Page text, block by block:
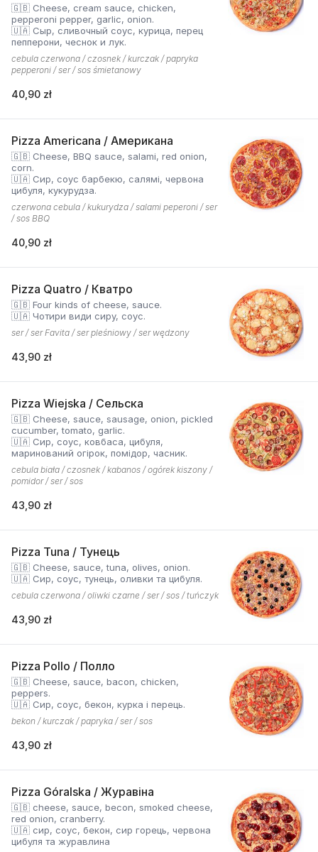
🇬🇧 Cheese, cream sauce, chicken,
pepperoni pepper, garlic, onion.
🇺🇦 Сыр, сливочный соус, курица, перец
пепперони, чеснок и лук.
cebula czerwona / czosnek / kurczak / papryka
pepperoni / ser / sos śmietanowy
40,90 zł
Pizza Americana / Американа
🇬🇧 Cheese, BBQ sauce, salami, red onion,
corn.
🇺🇦 Сир, соус барбекю, салямі, червона
цибуля, кукурудза.
czerwona cebula / kukurydza / salami peperoni / ser
/ sos BBQ
40,90 zł
Pizza Quatro / Кватро
🇬🇧 Four kinds of cheese, sauce.
🇺🇦 Чотири види сиру, соус.
ser / ser Favita / ser pleśniowy / ser wędzony
43,90 zł
Pizza Wiejska / Сельска
🇬🇧 Cheese, sauce, sausage, onion, pickled
cucumber, tomato, garlic.
🇺🇦 Сир, соус, ковбаса, цибуля,
маринований огірок, помідор, часник.
cebula biała / czosnek / kabanos / ogórek kiszony /
pomidor / ser / sos
43,90 zł
Pizza Tuna / Тунець
🇬🇧 Cheese, sauce, tuna, olives, onion.
🇺🇦 Сир, соус, тунець, оливки та цибуля.
cebula czerwona / oliwki czarne / ser / sos / tuńczyk
43,90 zł
Pizza Pollo / Полло
🇬🇧 Cheese, sauce, bacon, chicken,
peppers.
🇺🇦 Сир, соус, бекон, курка і перець.
bekon / kurczak / papryka / ser / sos
43,90 zł
Pizza Góralska / Журавіна
🇬🇧 cheese, sauce, becon, smoked cheese,
red onion, cranberry.
🇺🇦 сир, соус, бекон, сир горець, червона
цибуля та журавлина